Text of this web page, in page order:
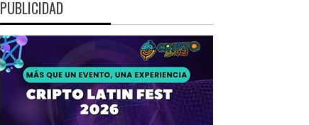
PUBLICIDAD